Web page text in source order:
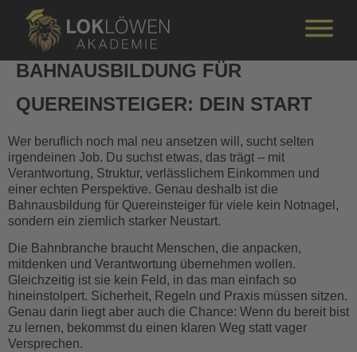
BAHNAUSBILDUNG FÜR
QUEREINSTEIGER: DEIN START
Wer beruflich noch mal neu ansetzen will, sucht selten
irgendeinen Job. Du suchst etwas, das trägt – mit
Verantwortung, Struktur, verlässlichem Einkommen und
einer echten Perspektive. Genau deshalb ist die
Bahnausbildung für Quereinsteiger für viele kein Notnagel,
sondern ein ziemlich starker Neustart.
Die Bahnbranche braucht Menschen, die anpacken,
mitdenken und Verantwortung übernehmen wollen.
Gleichzeitig ist sie kein Feld, in das man einfach so
hineinstolpert. Sicherheit, Regeln und Praxis müssen sitzen.
Genau darin liegt aber auch die Chance: Wenn du bereit bist
zu lernen, bekommst du einen klaren Weg statt vager
Versprechen.